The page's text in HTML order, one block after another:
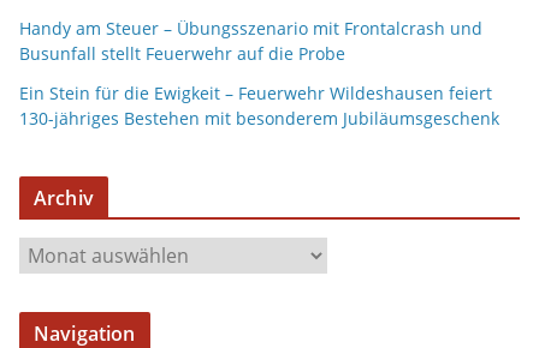
Handy am Steuer – Übungsszenario mit Frontalcrash und
Busunfall stellt Feuerwehr auf die Probe
Ein Stein für die Ewigkeit – Feuerwehr Wildeshausen feiert
130-jähriges Bestehen mit besonderem Jubiläumsgeschenk
Archiv
r
c
Navigation